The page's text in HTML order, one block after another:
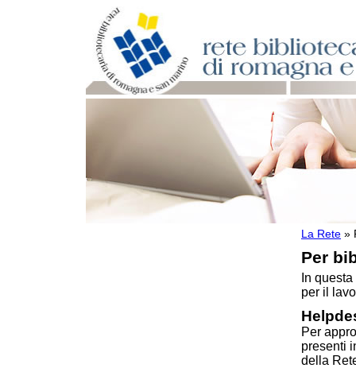
La Rete »
Per
In
per il
Per
presenti
della